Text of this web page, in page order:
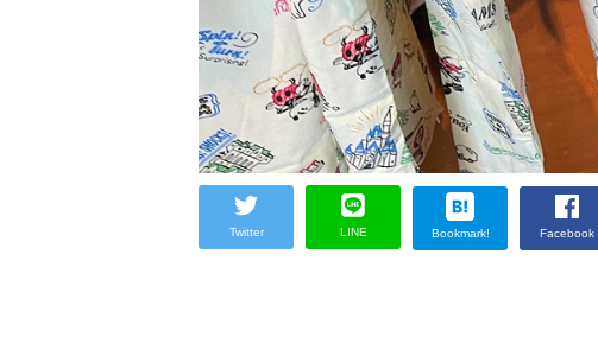
Twitter LINE Bookmark! Facebook